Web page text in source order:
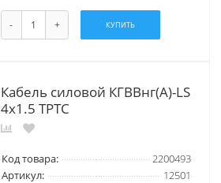
- + КУПИТЬ
Кабель силовой КГВВнг(А)-LS
4х1.5 ТРТС
Код товара:
2200493
Артикул:
12501